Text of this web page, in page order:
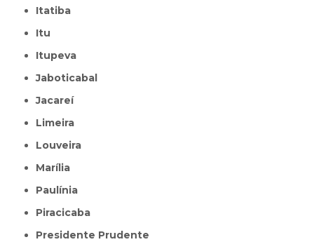
Itatiba
Itu
Itupeva
Jaboticabal
Jacareí
Limeira
Louveira
Marília
Paulínia
Piracicaba
Presidente Prudente